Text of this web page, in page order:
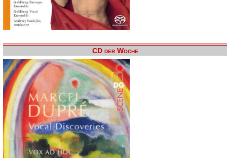
CD der Woche